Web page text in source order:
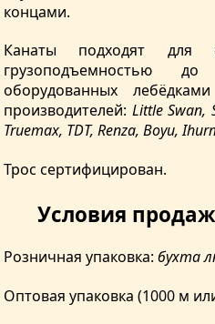
концами.
Канаты подходят для
грузоподъемностью
оборудованных
производителей: Little Swan,
Truemax, TDT, Renza, Boyu,
Трос сертифицирован.
Условия
Розничная упаковка: бухта
Оптовая упаковка (1000 м